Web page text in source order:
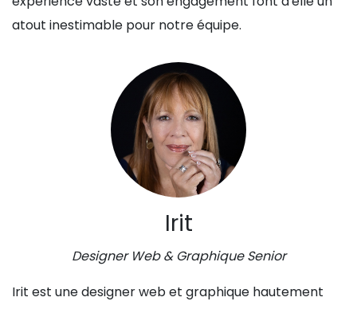
atout inestimable pour notre équipe.
Irit
Designer Web & Graphique Senior
Irit est une designer web et graphique hautement